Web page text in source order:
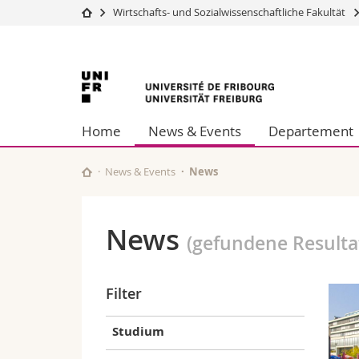
Studium
Campus
Universität
Weiterbildung
Theologische
Philosophische
Fak. für
Wirtschafts- und Sozialwissenschaftliche Fakultät
Universität
Freiburg
Home News & Events Departement
News & Events News
News (gefundene
Filter
Studium